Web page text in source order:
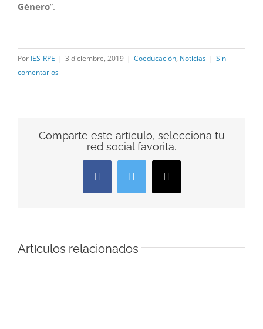
Género”.
Por IES-RPE | 3 diciembre, 2019 | Coeducación, Noticias | Sin
comentarios
Comparte este artículo, selecciona tu
red social favorita.
FacebookTwitter
Correo
electrónico
Artículos relacionados